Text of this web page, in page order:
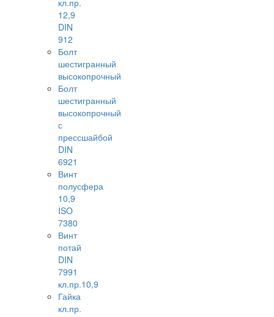
кл.пр.
12,9
DIN
912
Болт
шестигранный
высокопрочный
Болт
шестигранный
высокопрочный
с
прессшайбой
DIN
6921
Винт
полусфера
10,9
ISO
7380
Винт
потай
DIN
7991
кл.пр.10,9
Гайка
кл.пр.